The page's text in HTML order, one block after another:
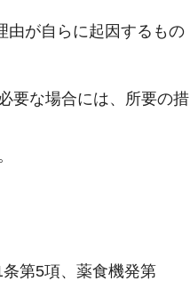
由が自らに起因するもの
要な場合には、所要の措
第5項、薬食機発第